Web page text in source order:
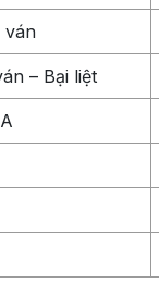
ván
– Bại liệt